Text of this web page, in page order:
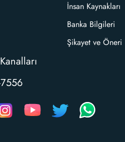
İnsan Kaynakları
Banka Bilgileri
Şikayet ve Öneri
RKLM